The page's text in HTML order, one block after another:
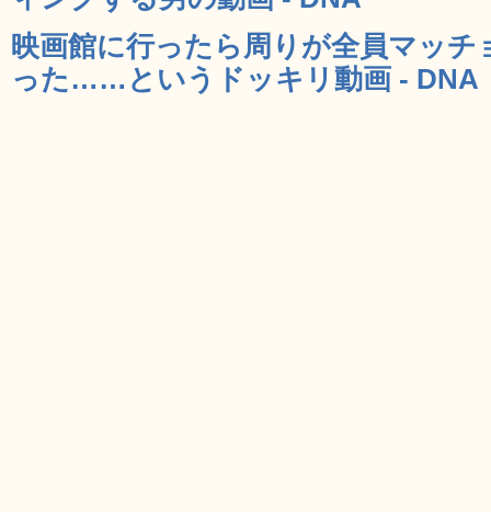
映画館に行ったら周りが全員マッ
った……というドッキリ動画 - DNA